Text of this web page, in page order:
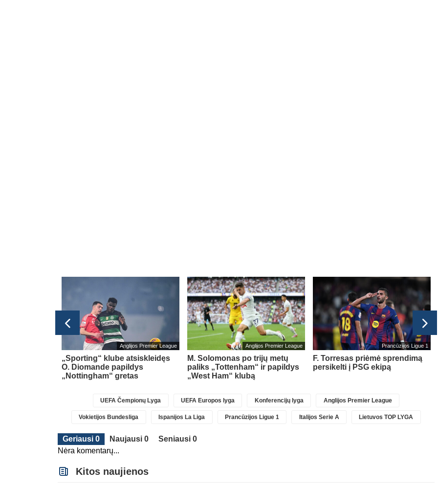
Anglijos Premier League
„Sporting“ klube atsiskleidęs
O. Diomande papildys
„Nottingham“ gretas
Anglijos Premier League
M. Solomonas po trijų metų
paliks „Tottenham“ ir papildys
„West Ham“ klubą
Prancūzijos Ligue 1
F. Torresas priėmė sprendimą
persikelti į PSG ekipą
UEFA Čempionų Lyga UEFA Europos lyga Konferencijų lyga Anglijos Premier League
Vokietijos Bundesliga Ispanijos La Liga Prancūzijos Ligue 1 Italijos Serie A Lietuvos TOP LYGA
Geriausi 0 Naujausi 0
Seniausi 0
Nėra komentarų...
Kitos naujienos